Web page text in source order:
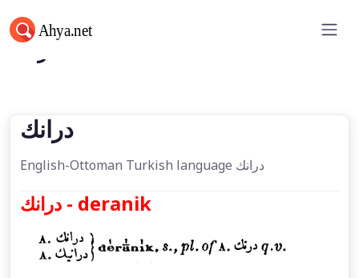
درانك
درانك
English-Ottoman Turkish language درانك
درانك - deranik